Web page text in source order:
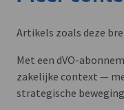
Artikels zoals deze
Met een dVO-
zakelijke context —
strategische